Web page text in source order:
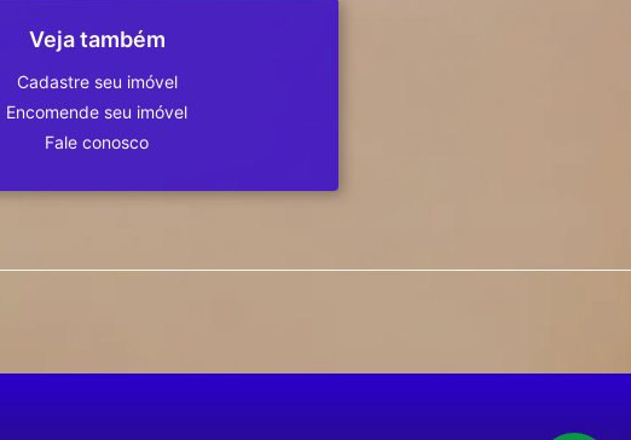
Veja também
Cadastre seu imóvel
Encomende seu imóvel
Fale conosco